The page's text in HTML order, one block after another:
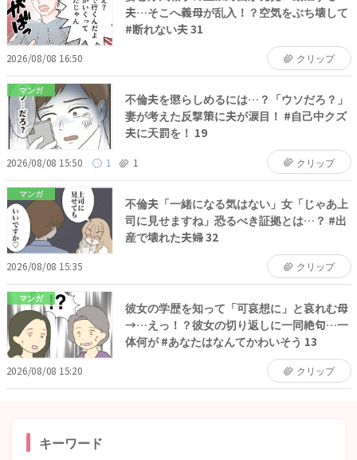
夫…そこへ義母が乱入！？空気をぶち壊して
#断れない夫 31
2026/08/08 16:50 クリップ
マンガ
不倫夫を懲らしめるには…？「ウソだろ？」
妻が考えた反撃策に夫が涙目！ #自己中クズ
夫に天罰を！ 19
2026/08/08 15:50 1 1 クリップ
マンガ
不倫夫「一緒になる気はない」女「じゃあ上
司に見せますね」恐るべき証拠とは…？ #出
産で壊れた夫婦 32
2026/08/08 15:35 クリップ
マンガ
彼女の学歴を知って「可哀想に」と哀れむ母
→…えっ！？彼女の切り返しに一同絶句…一
体何が #あなたはなんてかわいそう 13
2026/08/08 15:20 クリップ
キーワード